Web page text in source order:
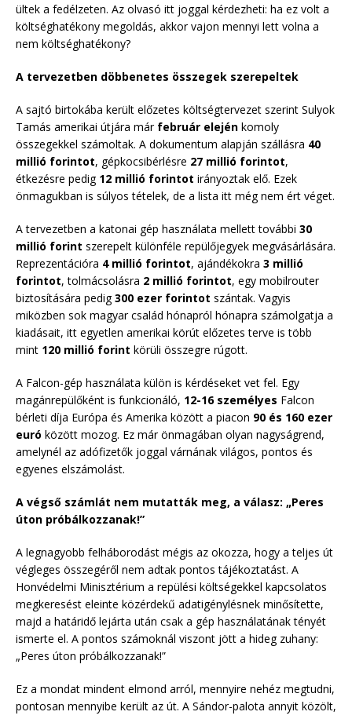
ültek a fedélzeten. Az olvasó itt joggal kérdezheti: ha ez volt a
költséghatékony megoldás, akkor vajon mennyi lett volna a
nem költséghatékony?
A tervezetben döbbenetes összegek szerepeltek
A sajtó birtokába került előzetes költségtervezet szerint Sulyok
Tamás amerikai útjára már február elején komoly
összegekkel számoltak. A dokumentum alapján szállásra 40
millió forintot, gépkocsibérlésre 27 millió forintot,
étkezésre pedig 12 millió forintot irányoztak elő. Ezek
önmagukban is súlyos tételek, de a lista itt még nem ért véget.
A tervezetben a katonai gép használata mellett további 30
millió forint szerepelt különféle repülőjegyek megvásárlására.
Reprezentációra 4 millió forintot, ajándékokra 3 millió
forintot, tolmácsolásra 2 millió forintot, egy mobilrouter
biztosítására pedig300 ezer forintot szántak. Vagyis
miközben sok magyar család hónapról hónapra számolgatja a
kiadásait, itt egyetlen amerikai körút előzetes terve is több
mint 120 millió forint körüli összegre rúgott.
A Falcon-gép használata külön is kérdéseket vet fel. Egy
magánrepülőként is funkcionáló, 12-16 személyes Falcon
bérleti díja Európa és Amerika között a piacon 90 és 160 ezer
euró között mozog. Ez már önmagában olyan nagyságrend,
amelynél az adófizetők joggal várnának világos, pontos és
egyenes elszámolást.
A végső számlát nem mutatták meg, a válasz: „Peres
úton próbálkozzanak!”
A legnagyobb felháborodást mégis az okozza, hogy a teljes út
végleges összegéről nem adtak pontos tájékoztatást. A
Honvédelmi Minisztérium a repülési költségekkel kapcsolatos
megkeresést eleinte közérdekű adatigénylésnek minősítette,
majd a határidő lejárta után csak a gép használatának tényét
ismerte el. A pontos számoknál viszont jött a hideg zuhany:
„Peres úton próbálkozzanak!”
Ez a mondat mindent elmond arról, mennyire nehéz megtudni,
pontosan mennyibe került az út. A Sándor-palota annyit közölt,